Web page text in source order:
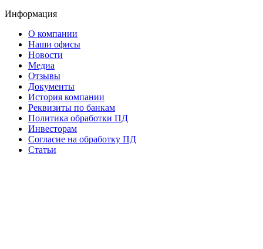
Информация
О компании
Наши офисы
Новости
Медиа
Отзывы
Документы
История компании
Реквизиты по банкам
Политика обработки ПД
Инвесторам
Согласие на обработку ПД
Статьи